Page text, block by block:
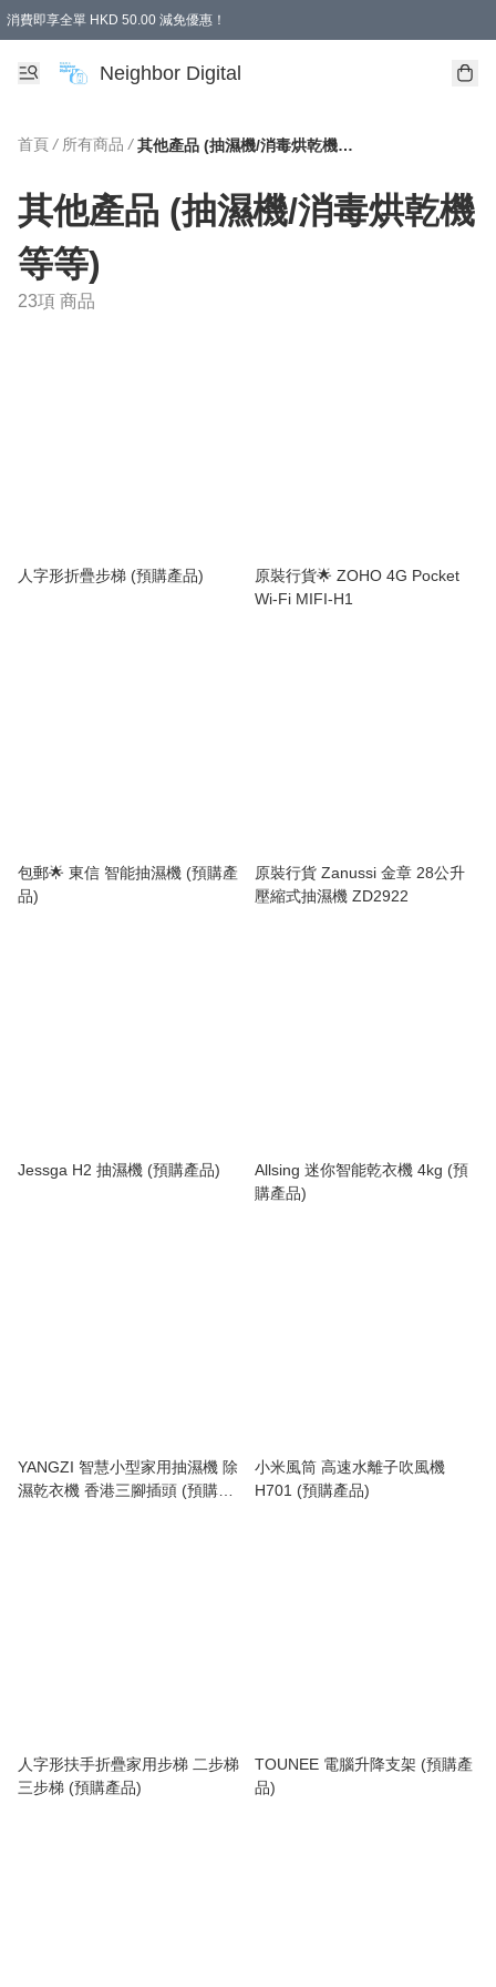
消費即享全單 HKD 50.00 減免優惠！
Neighbor Digital
首頁 / 所有商品 / 其他產品 (抽濕機/消毒烘乾機等等)
其他產品 (抽濕機/消毒烘乾機
等等)
23項 商品
人字形折疊步梯 (預購產品)
原裝行貨🌟 ZOHO 4G Pocket
Wi-Fi MIFI-H1
包郵🌟 東信 智能抽濕機 (預購產
品)
原裝行貨 Zanussi 金章 28公升
壓縮式抽濕機 ZD2922
Jessga H2 抽濕機 (預購產品)
Allsing 迷你智能乾衣機 4kg (預
購產品)
YANGZI 智慧小型家用抽濕機 除
濕乾衣機 香港三腳插頭 (預購產
小米風筒 高速水離子吹風機
H701 (預購產品)
人字形扶手折疊家用步梯 二步梯
三步梯 (預購產品)
TOUNEE 電腦升降支架 (預購產
品)